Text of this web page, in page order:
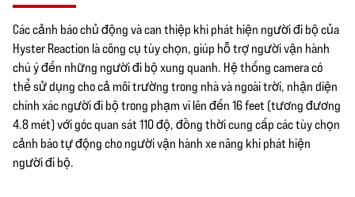
Các cảnh báo chủ động và can thiệp khi phát hiện người đi bộ của
Hyster Reaction là công cụ tùy chọn, giúp hỗ trợ người vận hành
chú ý đến những người đi bộ xung quanh. Hệ thống camera có
thể sử dụng cho cả môi trường trong nhà và ngoài trời, nhận diện
chính xác người đi bộ trong phạm vi lên đến 16 feet (tương đương
4.8 mét) với góc quan sát 110 độ, đồng thời cung cấp các tùy chọn
cảnh báo tự động cho người vận hành xe nâng khi phát hiện
người đi bộ.